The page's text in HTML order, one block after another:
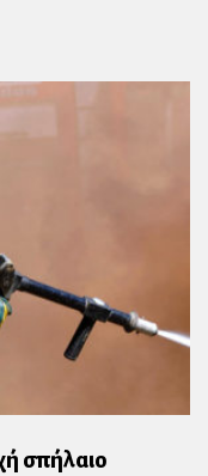
σπήλαιο